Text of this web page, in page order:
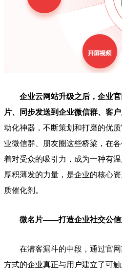
企业云网站升级之后，企业
片、同步发送到企业微信群、客户
动化神器，不断策划和打磨的优
业微信群、朋友圈这些桥梁，在
着对受众的吸引力，成为一种有
厚积薄发的力量，是企业的核心
质催化剂。
微名片——打造企业社交公信
在潜客漏斗的中段，通过官
方式的企业真正与用户建立了可